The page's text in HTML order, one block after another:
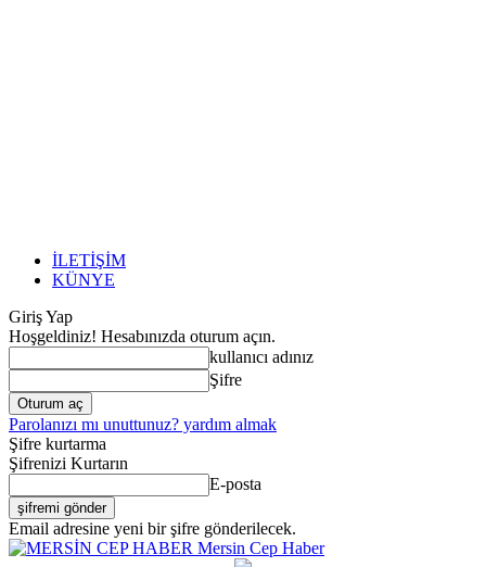
İLETİŞİM
KÜNYE
Giriş Yap
Hoşgeldiniz! Hesabınızda oturum açın.
kullanıcı adınız
Şifre
Parolanızı mı unuttunuz? yardım almak
Şifre kurtarma
Şifrenizi Kurtarın
E-posta
Email adresine yeni bir şifre gönderilecek.
Mersin Cep Haber